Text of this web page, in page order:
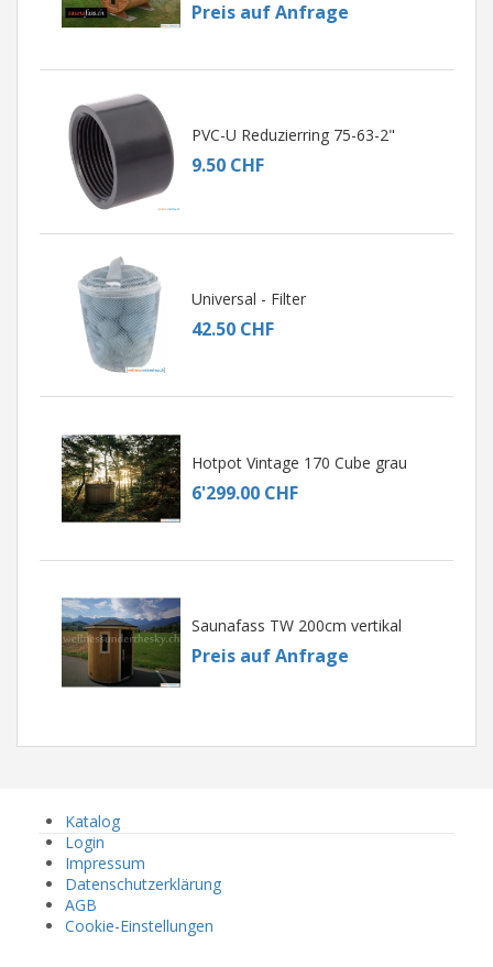
Preis auf Anfrage
PVC-U Reduzierring 75-63-2"
9.50 CHF
Universal - Filter
42.50 CHF
Hotpot Vintage 170 Cube grau
6'299.00 CHF
Saunafass TW 200cm vertikal
Preis auf Anfrage
Katalog
Login
Impressum
Datenschutzerklärung
AGB
Cookie-Einstellungen